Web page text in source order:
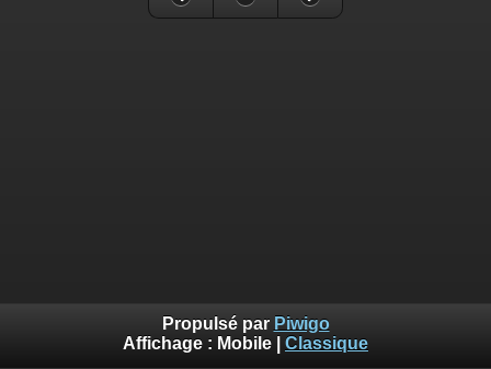
Propulsé par Piwigo
Affichage : Mobile Classique